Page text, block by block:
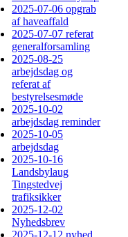
2025-07-06 opgrab
af haveaffald
2025-07-07 referat
generalforsamling
2025-08-25
arbejdsdag og
referat af
bestyrelsesmøde
2025-10-02
arbejdsdag reminder
2025-10-05
arbejdsdag
2025-10-16
Landsbylaug
Tingstedvej
trafiksikker
2025-12-02
Nyhedsbrev
2025-12-12 nyhed